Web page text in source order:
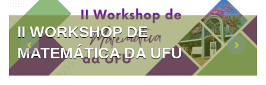
II WORKSHOP DE
MATEMÁTICA DA UFU